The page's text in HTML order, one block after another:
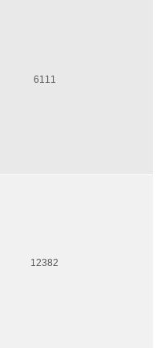
6111
12382